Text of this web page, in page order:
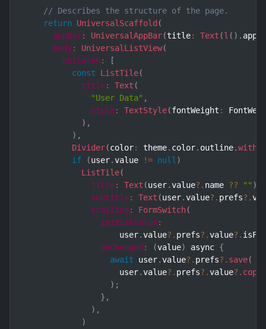
// Describes the structure of the page.
return
UniversalScaffold (
appBar: UniversalAppBar(title: Text (l ( ) .
body: UniversalListView(
children :
[
const
ListTile(
title: Text (
"User Data" ,
style: TextStyle(fontWeight :
) ,
) ,
Divider(color: theme. color. outline.
if
(user.value != null)
ListTile(
title: Text (user.value?. name ?? "" )
subtitle: Text (user.value?. prefs?.
trailing : FormSwitch(
initialValue:
                    user
.value?. prefs?.value?.
onChanged : (value) async {
await user.value?. prefs?. save(
                    user
.value?. prefs?.value?.
) ;
} ,
) ,
)